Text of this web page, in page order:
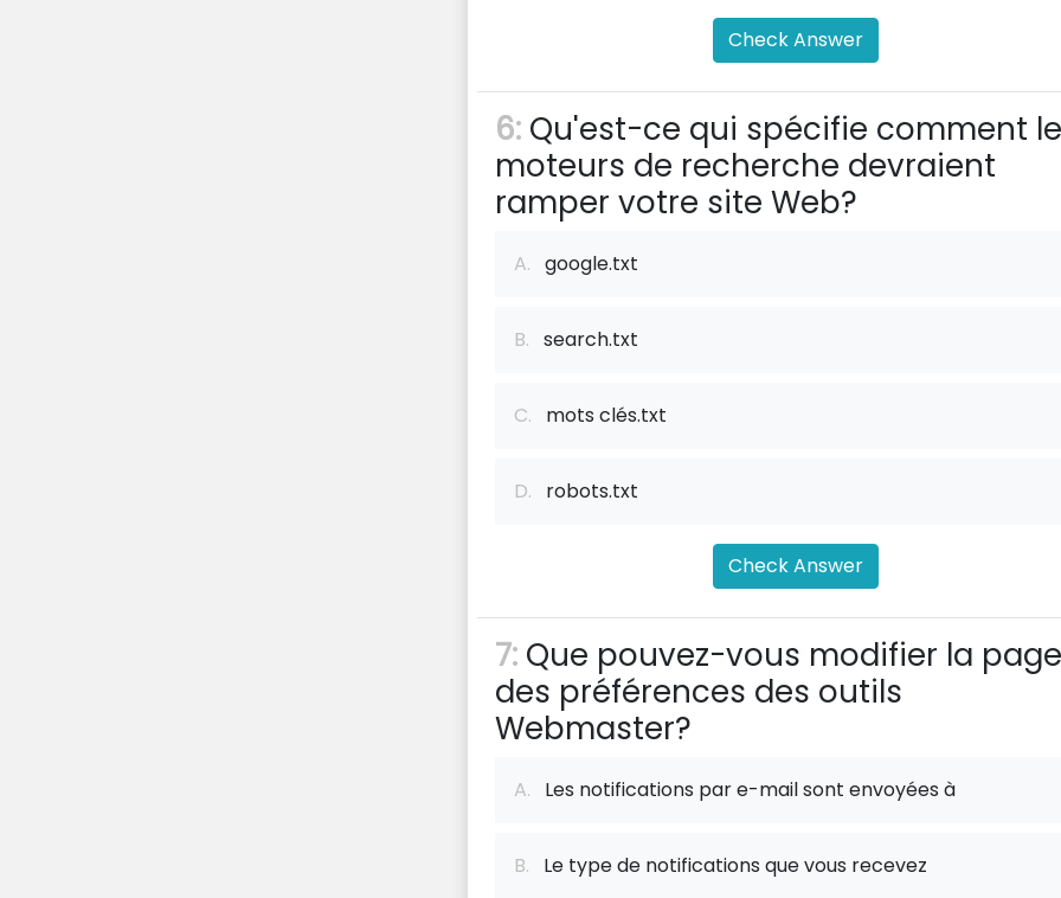
Check Answer
6: Qu'est-ce qui spécifie comment
moteurs de recherche devraient
ramper votre site Web?
A. google.txt
B. search.txt
C. mots clés.txt
D. robots.txt
Check Answer
7: Que pouvez-vous modifier la page
des préférences des outils
Webmaster?
A. Les notifications par e-mail sont envoyées à
B. Le type de notifications que vous recevez